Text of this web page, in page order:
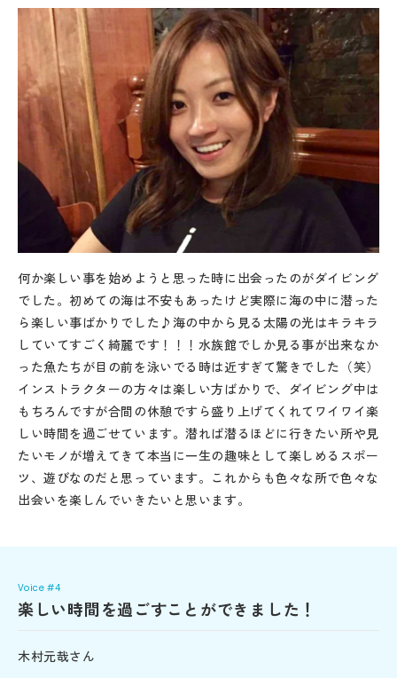
何か楽しい事を始めようと思った時に出会ったのがダイビング
でした。初めての海は不安もあったけど実際に海の中に潜った
ら楽しい事ばかりでした♪海の中から見る太陽の光はキラキラ
していてすごく綺麗です！！！水族館でしか見る事が出来なか
った魚たちが目の前を泳いでる時は近すぎて驚きでした（笑）
インストラクターの方々は楽しい方ばかりで、ダイビング中は
もちろんですが合間の休憩ですら盛り上げてくれてワイワイ楽
しい時間を過ごせています。潜れば潜るほどに行きたい所や見
たいモノが増えてきて本当に一生の趣味として楽しめるスポー
ツ、遊びなのだと思っています。これからも色々な所で色々な
出会いを楽しんでいきたいと思います。
Voice #4
楽しい時間を過ごすことができました！
木村元哉さん